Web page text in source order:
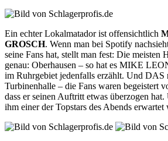
Ein echter Lokalmatador ist offensichtlich
GROSCH. Wenn man bei Spotify
seine Fans hat, stellt man fest: Die meisten
genau: Oberhausen – so hat es MIKE
im Ruhrgebiet jedenfalls erzählt. Und DAS
Turbinenhalle – die Fans waren begeistert
dass er seinen Auftritt etwas überzogen
ihm einer der Topstars des Abends erwartet